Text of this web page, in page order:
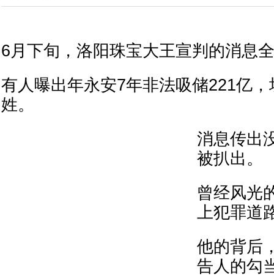
6月下旬，洛阳珠宝大王宣判的消息
有人曝出年永安7年非法吸储221亿
姓。
消息传出
被扒出。
曾经风光
上犯罪道
他的背后
告人的勾